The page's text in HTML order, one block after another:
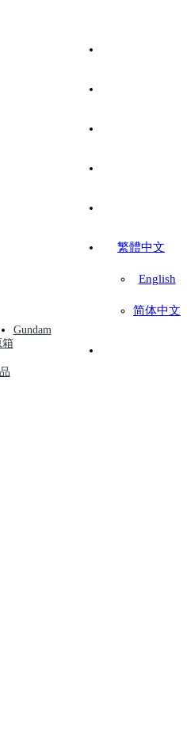
繁體中文
English
简体中文
箱
Gundam